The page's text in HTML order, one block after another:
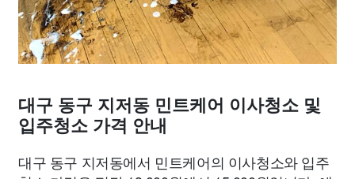
대구 동구 지저동 민트케어 이사청소 및
입주청소 가격 안내
대구 동구 지저동에서 민트케어의 이사청소와 입주